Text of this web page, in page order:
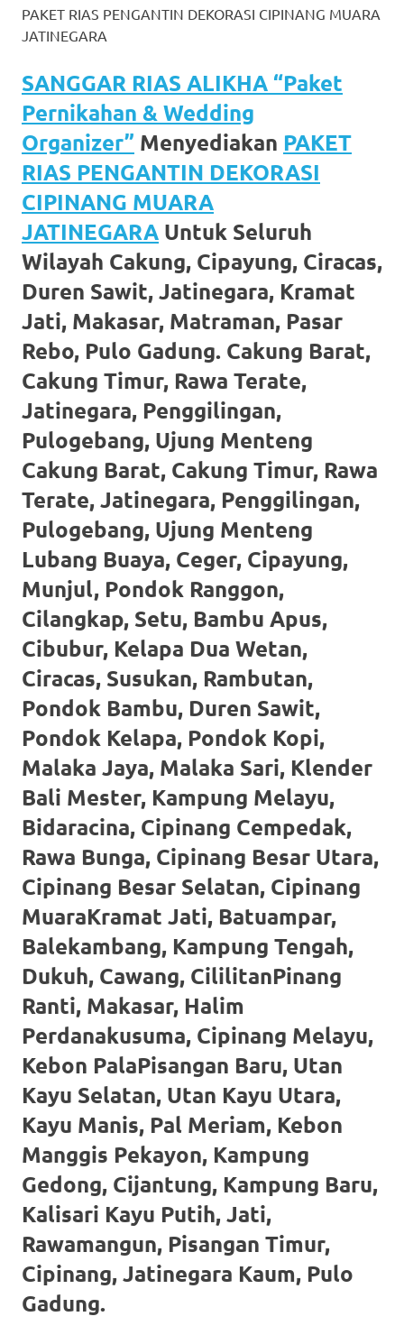
his
comment
here
replica
watches.
favorite
replica
watches.
24
Hours
Online
replica
rolex.
Discover
More
Here
loanswatches.com.
Wiht
80%
Discount
replica
watches.
click
fake
watches.
Get
the
facts
https://www.stockswatches.com
anchor
https://
check
this
link
right
here
now
PAKET RIAS PENGANTIN DEKORASI CIPINANG MUARA
JATINEGARA
SANGGAR RIAS ALIKHA “Paket
Pernikahan & Wedding
Organizer” Menyediakan PAKET
RIAS PENGANTIN DEKORASI
CIPINANG MUARA
JATINEGARA Untuk Seluruh
Wilayah Cakung, Cipayung, Ciracas,
Duren Sawit, Jatinegara, Kramat
Jati, Makasar, Matraman, Pasar
Rebo, Pulo Gadung. Cakung Barat,
Cakung Timur, Rawa Terate,
Jatinegara, Penggilingan,
Pulogebang, Ujung Menteng
Cakung Barat, Cakung Timur, Rawa
Terate, Jatinegara, Penggilingan,
Pulogebang, Ujung Menteng
Lubang Buaya, Ceger, Cipayung,
Munjul, Pondok Ranggon,
Cilangkap, Setu, Bambu Apus,
Cibubur, Kelapa Dua Wetan,
Ciracas, Susukan, Rambutan,
Pondok Bambu, Duren Sawit,
Pondok Kelapa, Pondok Kopi,
Malaka Jaya, Malaka Sari, Klender
Bali Mester, Kampung Melayu,
Bidaracina, Cipinang Cempedak,
Rawa Bunga, Cipinang Besar Utara,
Cipinang Besar Selatan, Cipinang
MuaraKramat Jati, Batuampar,
Balekambang, Kampung Tengah,
Dukuh, Cawang, CililitanPinang
Ranti, Makasar, Halim
Perdanakusuma, Cipinang Melayu,
Kebon PalaPisangan Baru, Utan
Kayu Selatan, Utan Kayu Utara,
Kayu Manis, Pal Meriam, Kebon
Manggis Pekayon, Kampung
Gedong, Cijantung, Kampung Baru,
Kalisari Kayu Putih, Jati,
Rawamangun, Pisangan Timur,
Cipinang, Jatinegara Kaum, Pulo
Gadung.